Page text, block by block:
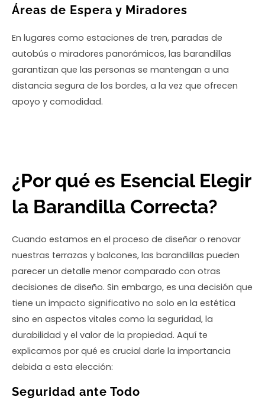
Áreas de Espera y Miradores
En lugares como estaciones de tren, paradas de
autobús o miradores panorámicos, las barandillas
garantizan que las personas se mantengan a una
distancia segura de los bordes, a la vez que ofrecen
apoyo y comodidad.
¿Por qué es Esencial Elegir
la Barandilla Correcta?
Cuando estamos en el proceso de diseñar o renovar
nuestras terrazas y balcones, las barandillas pueden
parecer un detalle menor comparado con otras
decisiones de diseño. Sin embargo, es una decisión que
tiene un impacto significativo no solo en la estética
sino en aspectos vitales como la seguridad, la
durabilidad y el valor de la propiedad. Aquí te
explicamos por qué es crucial darle la importancia
debida a esta elección:
Seguridad ante Todo